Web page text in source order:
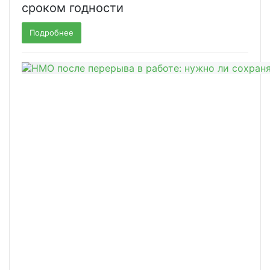
сроком годности
Подробнее